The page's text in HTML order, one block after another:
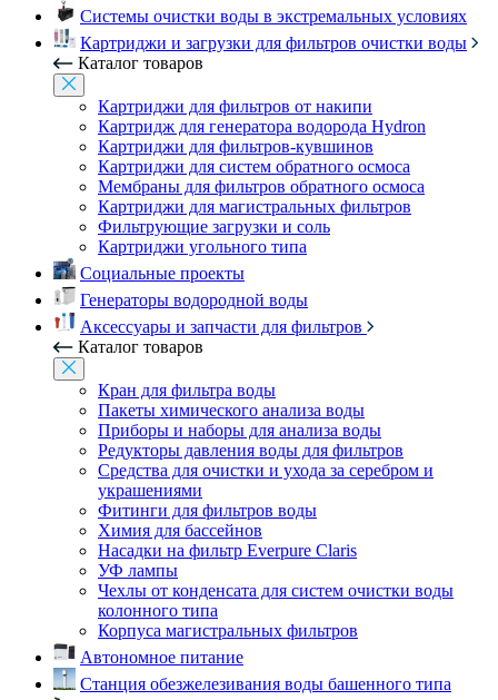
Системы очистки воды в экстремальных условиях
Картриджи и загрузки для фильтров очистки воды
Каталог товаров
Картриджи для фильтров от накипи
Картридж для генератора водорода Hydron
Картриджи для фильтров-кувшинов
Картриджи для систем обратного осмоса
Мембраны для фильтров обратного осмоса
Картриджи для магистральных фильтров
Фильтрующие загрузки и соль
Картриджи угольного типа
Социальные проекты
Генераторы водородной воды
Аксессуары и запчасти для фильтров
Каталог товаров
Кран для фильтра воды
Пакеты химического анализа воды
Приборы и наборы для анализа воды
Редукторы давления воды для фильтров
Средства для очистки и ухода за серебром и
украшениями
Фитинги для фильтров воды
Химия для бассейнов
Насадки на фильтр Everpure Claris
УФ лампы
Чехлы от конденсата для систем очистки воды
колонного типа
Корпуса магистральных фильтров
Автономное питание
Станция обезжелезивания воды башенного типа